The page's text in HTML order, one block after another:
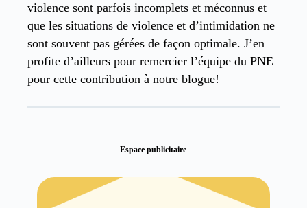
violence sont parfois incomplets et méconnus et
que les situations de violence et d’intimidation ne
sont souvent pas gérées de façon optimale. J’en
profite d’ailleurs pour remercier l’équipe du PNE
pour cette contribution à notre blogue!
Espace publicitaire